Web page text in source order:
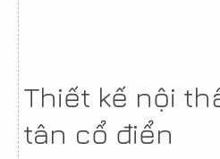
Thiết kế nội
tân cổ điển